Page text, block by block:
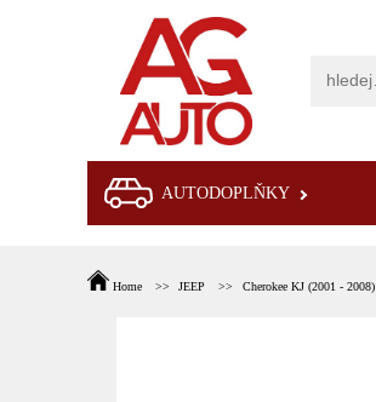
AUTODOPLŇKY
Home JEEP Cherokee KJ (2001 - 2008)